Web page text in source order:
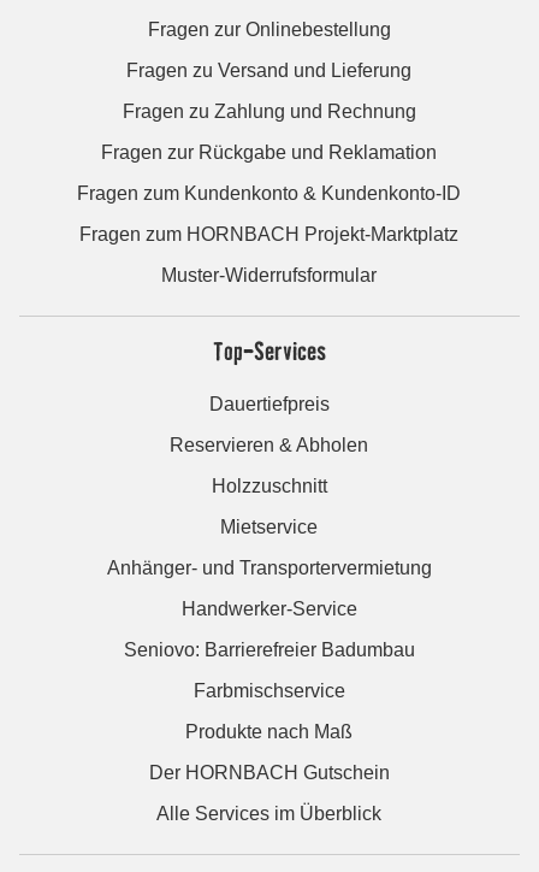
Fragen zur Onlinebestellung
Fragen zu Versand und Lieferung
Fragen zu Zahlung und Rechnung
Fragen zur Rückgabe und Reklamation
Fragen zum Kundenkonto & Kundenkonto-ID
Fragen zum HORNBACH Projekt-Marktplatz
Muster-Widerrufsformular
Top-Services
Dauertiefpreis
Reservieren & Abholen
Holzzuschnitt
Mietservice
Anhänger- und Transportervermietung
Handwerker-Service
Seniovo: Barrierefreier Badumbau
Farbmischservice
Produkte nach Maß
Der HORNBACH Gutschein
Alle Services im Überblick